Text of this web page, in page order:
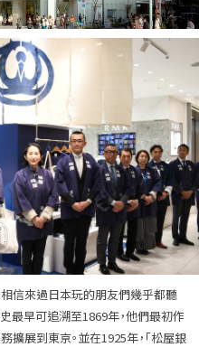
相信來過日本玩的朋友們幾乎都聽
最早可追溯至1869年，他們最初作
擴展到東京。並在1925年，「松屋銀